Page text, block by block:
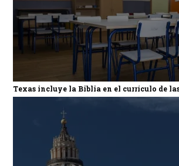
Texas incluye la Biblia en el currículo de